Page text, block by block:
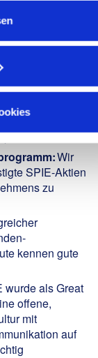
Akademie,
innerhalb
Wir
SPIE-Aktien
zu
kennen gute
wurde alsGreat
offene,
mit
auf